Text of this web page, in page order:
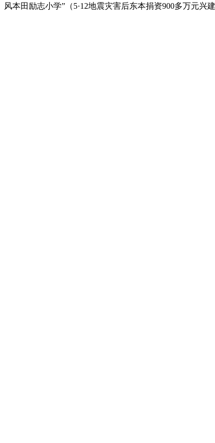
风本田励志小学”（5·12地震灾害后东本捐资900多万元兴